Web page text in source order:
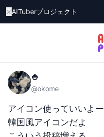
×AITuberプロジェクト
🍚
@okome
アイコン使っていいよー
韓国風アイコンだよ